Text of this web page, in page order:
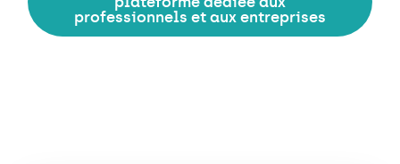
professionnels et aux entreprises